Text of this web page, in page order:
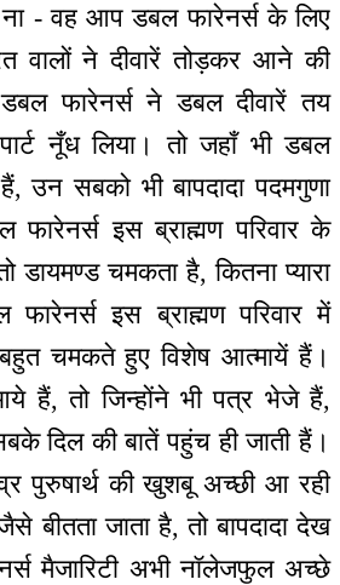
- वह आप डबल फारेनर्स के लिए
वालों ने दीवारें तोड़कर आने की
फारेनर्स ने डबल दीवारें तय
नूँध लिया। तो जहाँ भी डबल
उन सबको भी बापदादा पदमगुणा
इस ब्राह्मण परिवार के
डायमण्ड चमकता है, कितना प्यारा
इस ब्राह्मण परिवार में
चमकते हुए विशेष आत्मायें हैं।
हैं, तो जिन्होंने भी पत्र भेजे हैं,
दिल की बातें पहुंच ही जाती हैं।
पुरुषार्थ की खुशबू अच्छी आ रही
जाता है, तो बापदादा देख
मैजारिटी अभी नॉलेजफुल अच्छे